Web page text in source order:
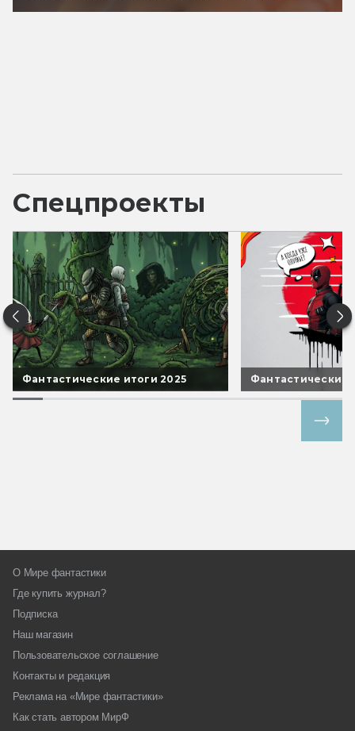
Спецпроекты
Фантастические итоги 2025 Фантастические
О Мире фантастики
Где купить журнал?
Подписка
Наш магазин
Пользовательское соглашение
Контакты и редакция
Реклама на «Мире фантастики»
Как стать автором МирФ